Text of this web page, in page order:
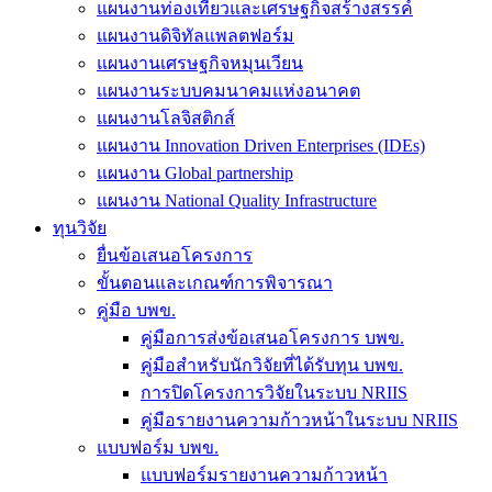
แผนงานท่องเที่ยวและเศรษฐกิจสร้างสรรค์
แผนงานดิจิทัลแพลตฟอร์ม
แผนงานเศรษฐกิจหมุนเวียน
แผนงานระบบคมนาคมแห่งอนาคต
แผนงานโลจิสติกส์
แผนงาน Innovation Driven Enterprises (IDEs)
แผนงาน Global partnership
แผนงาน National Quality Infrastructure
ทุนวิจัย
ยื่นข้อเสนอโครงการ
ขั้นตอนและเกณฑ์การพิจารณา
คู่มือ บพข.
คู่มือการส่งข้อเสนอโครงการ บพข.
คู่มือสำหรับนักวิจัยที่ได้รับทุน บพข.
การปิดโครงการวิจัยในระบบ NRIIS
คู่มือรายงานความก้าวหน้าในระบบ NRIIS
แบบฟอร์ม บพข.
แบบฟอร์มรายงานความก้าวหน้า